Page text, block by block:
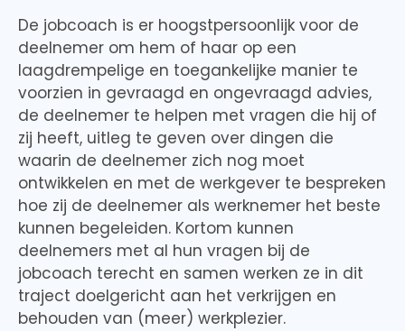
De jobcoach is er hoogstpersoonlijk voor de
deelnemer om hem of haar op een
laagdrempelige en toegankelijke manier te
voorzien in gevraagd en ongevraagd advies,
de deelnemer te helpen met vragen die hij of
zij heeft, uitleg te geven over dingen die
waarin de deelnemer zich nog moet
ontwikkelen en met de werkgever te bespreken
hoe zij de deelnemer als werknemer het beste
kunnen begeleiden. Kortom kunnen
deelnemers met al hun vragen bij de
jobcoach terecht en samen werken ze in dit
traject doelgericht aan het verkrijgen en
behouden van (meer) werkplezier.